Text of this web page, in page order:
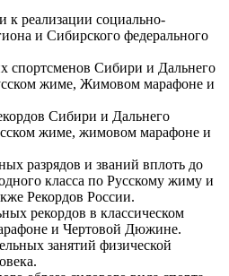
к реализации социально-
и Сибирского федерального
спортсменов Сибири и Дальнего
жиме, Жимовом марафоне и
Сибири и Дальнего
жиме, жимовом марафоне и
разрядов и званий вплоть до
класса по Русскому жиму и
Рекордов России.
рекордов в классическом
и Чертовой Дюжине.
занятий физической